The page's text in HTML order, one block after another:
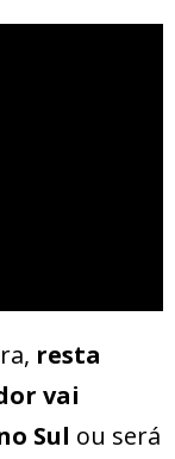
resta
vai
Sul ou será